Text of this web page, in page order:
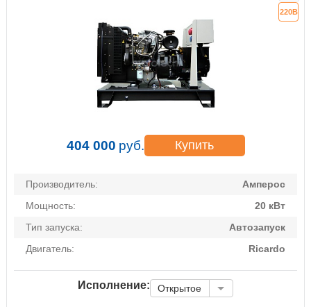
220В
404 000 руб. Купить
Производитель:
Амперос
Мощность:
20 кВт
Тип запуска:
Автозапуск
Двигатель:
Ricardo
Исполнение: Открытое